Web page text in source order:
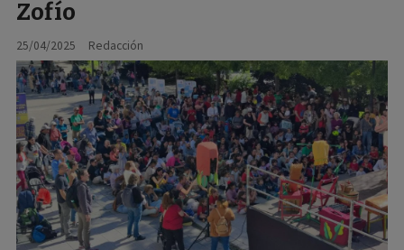
Zofío
Redacción
25/04/2025